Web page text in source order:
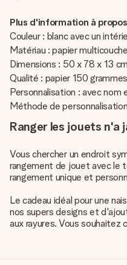
Plus d'information à
Couleur : blanc avec un
Matériau : papier
Dimensions : 50 x 78 x 13 cm
Qualité : papier 150 grammes
Personnalisation : avec
Méthode de
Ranger les jouets n'a
Vous chercher un endroit
rangement de jouet avec le
rangement unique et
Le cadeau idéal pour une
nos supers designs et
aux rayures. Vous